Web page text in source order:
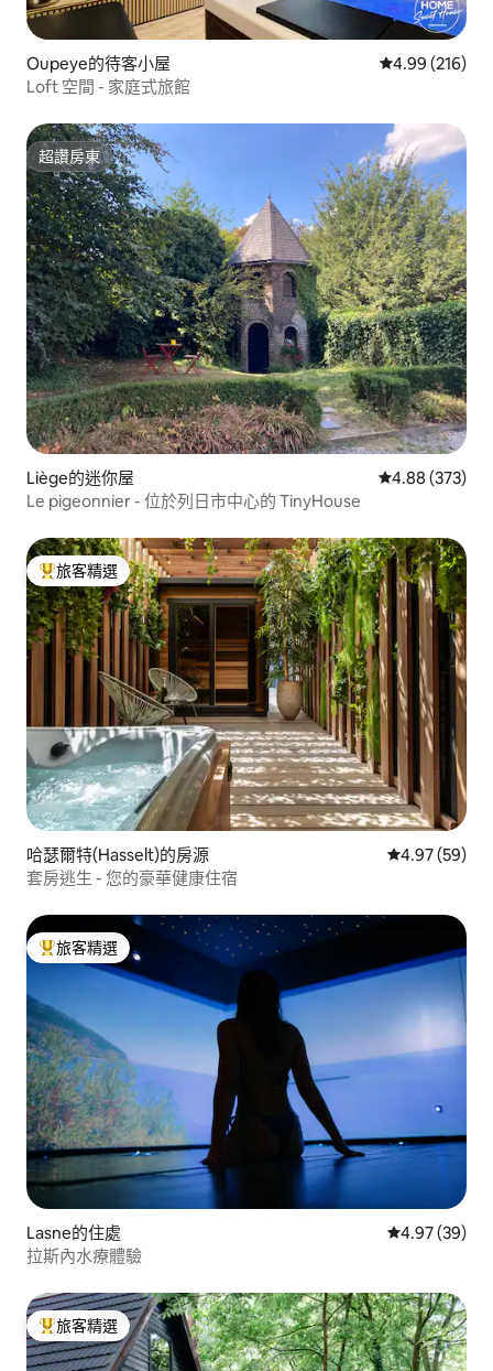
Oupeye的待客小屋 從 216 則評價
4.99 (216)
Loft 空間 - 家庭式旅館
超讚房東
超讚房東
Liège的迷你屋 從 373 則評價
4.88 (373)
Le pigeonnier - 位於列日市中心的 TinyHouse
旅客精選榜首
旅客精選
哈瑟爾特(Hasselt)的房源 從 59 則評價
4.97 (59)
套房逃生 - 您的豪華健康住宿
旅客精選榜首
旅客精選
Lasne的住處 從 39 則評價
4.97 (39)
拉斯內水療體驗
旅客精選榜首
旅客精選